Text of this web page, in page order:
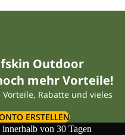
Outdoor
mehr Vorteile!
Rabatte und vieles
ERSTELLEN
von 30 Tagen